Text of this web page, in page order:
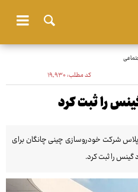
کد مطلب:۱۹٬۹۳۰
را ثبت کرد
چهارمین نسل خودرو اس یو وی CS۷۵ پلاس شرکت خودروسازی چینی چانگان برای
را ثبت کرد.